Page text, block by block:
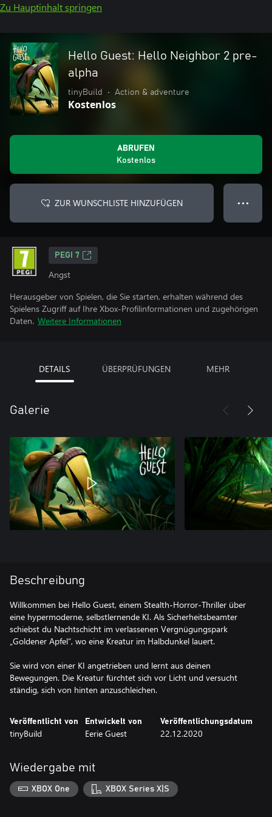
Zu Hauptinhalt springen
Hello Guest: Hello Neighbor 2 pre-
alpha
tinyBuild • Action & adventure
Kostenlos
ABRUFEN
Kostenlos
ZUR WUNSCHLISTE HINZUFÜGEN ● ● ●
PEGI 7
Angst
Herausgeber von Spielen, die Sie starten, erhalten während des
Spielens Zugriff auf Ihre Xbox-Profilinformationen und zugehörigen
Daten. Weitere Informationen
DETAILS ÜBERPRÜFUNGEN MEHR
Galerie
Beschreibung
Willkommen bei Hello Guest, einem Stealth-Horror-Thriller über
eine hypermoderne, selbstlernende KI. Als Sicherheitsbeamter
schiebst du Nachtschicht im verlassenen Vergnügungspark
„Goldener Apfel“, wo eine Kreatur im Halbdunkel lauert.
Sie wird von einer KI angetrieben und lernt aus deinen
Bewegungen. Die Kreatur fürchtet sich vor Licht und versucht
ständig, sich von hinten anzuschleichen.
Veröffentlicht von
tinyBuild
Entwickelt von
Eerie Guest
Veröffentlichungsdatum
22.12.2020
Wiedergabe mit
XBOX One XBOX Series X|S